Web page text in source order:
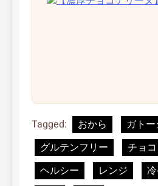
Tagged: おから
ガト
グルテンフリー
チョ
ヘルシー
レンジ